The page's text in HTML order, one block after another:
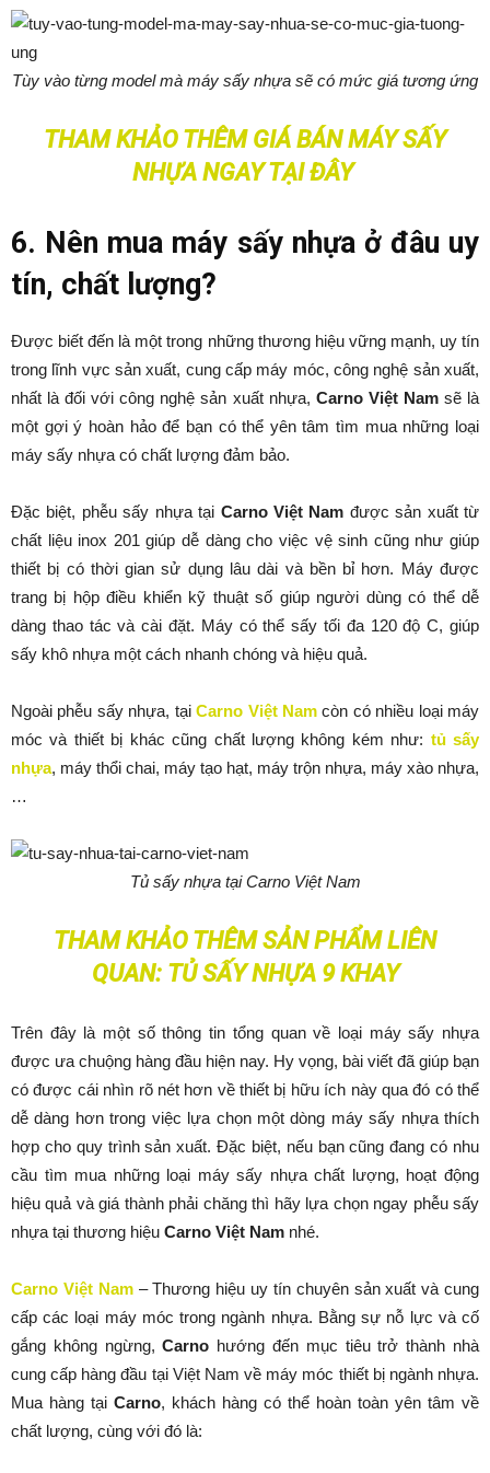
Tùy vào từng model mà máy sấy nhựa sẽ có mức giá tương ứng
THAM KHẢO THÊM GIÁ BÁN MÁY SẤY
NHỰA NGAY TẠI ĐÂY
6. Nên mua máy sấy nhựa ở đâu uy
tín, chất lượng?
Được biết đến là một trong những thương hiệu vững mạnh, uy tín
trong lĩnh vực sản xuất, cung cấp máy móc, công nghệ sản xuất,
nhất là đối với công nghệ sản xuất nhựa, Carno Việt Namsẽ là
một gợi ý hoàn hảo để bạn có thể yên tâm tìm mua những loại
máy sấy nhựa có chất lượng đảm bảo.
Đặc biệt, phễu sấy nhựa tại Carno Việt Nam được sản xuất từ
chất liệu inox 201 giúp dễ dàng cho việc vệ sinh cũng như giúp
thiết bị có thời gian sử dụng lâu dài và bền bỉ hơn. Máy được
trang bị hộp điều khiển kỹ thuật số giúp người dùng có thể dễ
dàng thao tác và cài đặt. Máy có thể sấy tối đa 120 độ C, giúp
sấy khô nhựa một cách nhanh chóng và hiệu quả.
Ngoài phễu sấy nhựa, tạiCarno Việt Namcòn có nhiều loại máy
móc và thiết bị khác cũng chất lượng không kém như: tủ sấy
nhựa, máy thổi chai, máy tạo hạt, máy trộn nhựa, máy xào nhựa,
…
Tủ sấy nhựa tại Carno Việt Nam
THAM KHẢO THÊM SẢN PHẨM LIÊN
QUAN: TỦ SẤY NHỰA 9 KHAY
Trên đây là một số thông tin tổng quan về loại máy sấy nhựa
được ưa chuộng hàng đầu hiện nay. Hy vọng, bài viết đã giúp bạn
có được cái nhìn rõ nét hơn về thiết bị hữu ích này qua đó có thể
dễ dàng hơn trong việc lựa chọn một dòng máy sấy nhựa thích
hợp cho quy trình sản xuất. Đặc biệt, nếu bạn cũng đang có nhu
cầu tìm mua những loại máy sấy nhựa chất lượng, hoạt động
hiệu quả và giá thành phải chăng thì hãy lựa chọn ngay phễu sấy
nhựa tại thương hiệu Carno Việt Nam nhé.
Carno Việt Nam– Thương hiệu uy tín chuyên sản xuất và cung
cấp các loại máy móc trong ngành nhựa. Bằng sự nỗ lực và cố
gắng không ngừng,Carno hướng đến mục tiêu trở thành nhà
cung cấp hàng đầu tại Việt Nam về máy móc thiết bị ngành nhựa.
Mua hàng tại Carno, khách hàng có thể hoàn toàn yên tâm về
chất lượng, cùng với đó là: